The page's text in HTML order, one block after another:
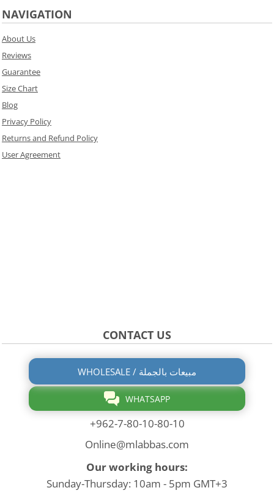
NAVIGATION
About Us
Reviews
Guarantee
Size Chart
Blog
Privacy Policy
Returns and Refund Policy
User Agreement
CONTACT US
WHOLESALE / مبيعات بالجملة
WHATSAPP
+962-7-80-10-80-10
Online@mlabbas.com
Our working hours:
Sunday-Thursday: 10am - 5pm GMT+3